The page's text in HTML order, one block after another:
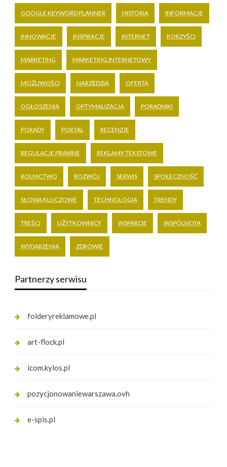
GOOGLE KEYWORD PLANNER HISTORIA INFORMACJE
INNOWACJE INSPIRACJE INTERNET KORZYŚCI
MARKETING MARKETING INTERNETOWY
MOŻLIWOŚCI NARZĘDZIA OFERTA
OGŁOSZENIA OPTYMALIZACJA PORADNIKI
PORADY PORTAL RECENZJE
REGULACJE PRAWNE REKLAMY TEKSTOWE
ROLNICTWO ROZWÓJ SERWIS SPOŁECZNOŚĆ
SŁOWA KLUCZOWE TECHNOLOGIA TRENDY
TREŚCI UŻYTKOWNICY WSPARCIE WSPÓLNOTA
WYDARZENIA ZDROWIE
Partnerzy serwisu
folderyreklamowe.pl
art-flock.pl
icom.kylos.pl
pozycjonowaniewarszawa.ovh
e-spis.pl